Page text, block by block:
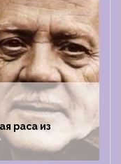
раса из